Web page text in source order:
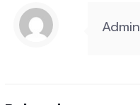
Admin